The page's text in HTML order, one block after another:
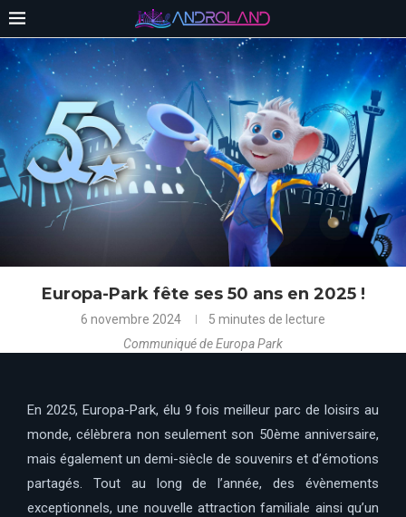
Europa-Park fête ses 50 ans en 2025 !
6 novembre 2024
5 minutes de lecture
Communiqué de Europa Park
En 2025, Europa-Park, élu 9 fois meilleur parc de loisirs au
monde, célèbrera non seulement son 50ème anniversaire,
mais également un demi-siècle de souvenirs et d’émotions
partagés. Tout au long de l’année, des évènements
exceptionnels, une nouvelle attraction familiale ainsi qu’un